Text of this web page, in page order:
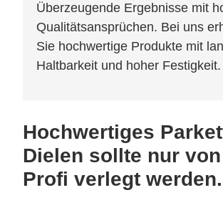
Überzeugende Ergebnisse mit
Qualitätsansprüchen. Bei uns
Sie hochwertige Produkte mit
Haltbarkeit und hoher Festigkeit.
Hochwertiges
Dielen sollte nur
Profi verlegt werden.